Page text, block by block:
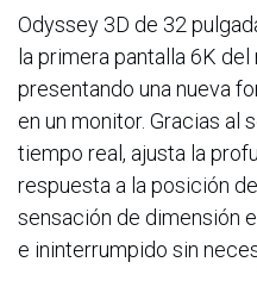
Odyssey 3D de 32
la primera pantalla 6K
presentando una nueva
en un monitor. Gracias al
tiempo real, ajusta la
respuesta a la posición
sensación de dimensión
e ininterrumpido sin